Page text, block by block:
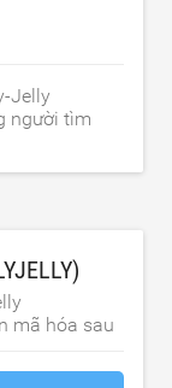
Jelly
người tìm
mã hóa sau